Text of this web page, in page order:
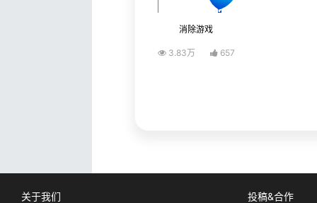
消除游戏
3.83万 657
关于我们 投稿&合作